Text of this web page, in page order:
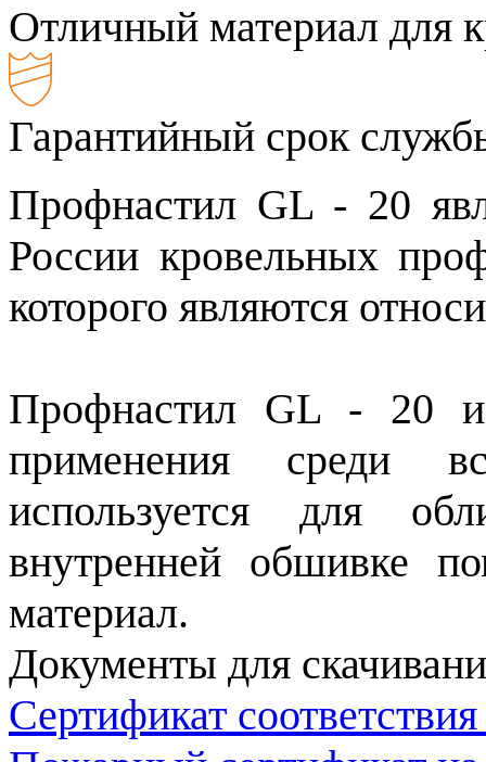
Отличный материал для
Гарантийный срок
Профнастил GL - 20
России кровельных
которого являются
Профнастил GL - 20
применения среди
используется для
внутренней обшивке
материал.
Документы для
Сертификат